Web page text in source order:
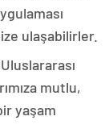
ulaşabilirler.
mutlu,
yaşam